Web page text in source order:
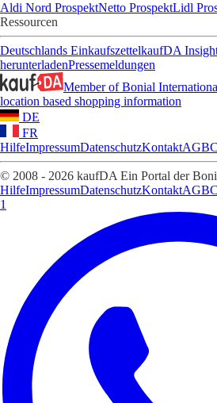
Aldi Nord ProspektNetto ProspektLidl
Ressourcen
Deutschlands EinkaufszettelkaufDA
herunterladenPressemeldungen
Member of Bonial
location based shopping information
DE
FR
HilfeImpressumDatenschutzKontaktAGB
© 2008 - 2026 kaufDA Ein Portal der
HilfeImpressumDatenschutzKontaktAGB
1